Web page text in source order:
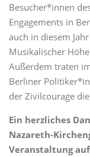
Besucher*innen
Engagements in
auch in diesem
Musikalischer
Außerdem traten
Berliner
der Zivilcourage
Ein herzliches
Nazareth-
Veranstaltung